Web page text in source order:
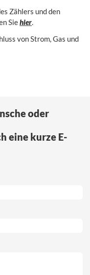
Zählers und den
Siehier.
von Strom, Gas und
oder
eine kurze E-